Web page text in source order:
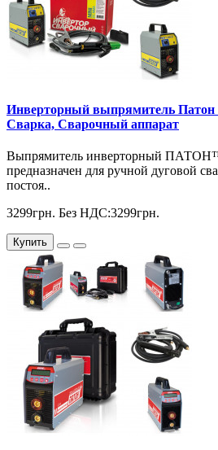
Инверторный выпрямитель
Сварка, Сварочный аппарат
Выпрямитель инверторный
предназначен для ручной дуговой
постоя..
3299грн. Без НДС:3299грн.
Купить